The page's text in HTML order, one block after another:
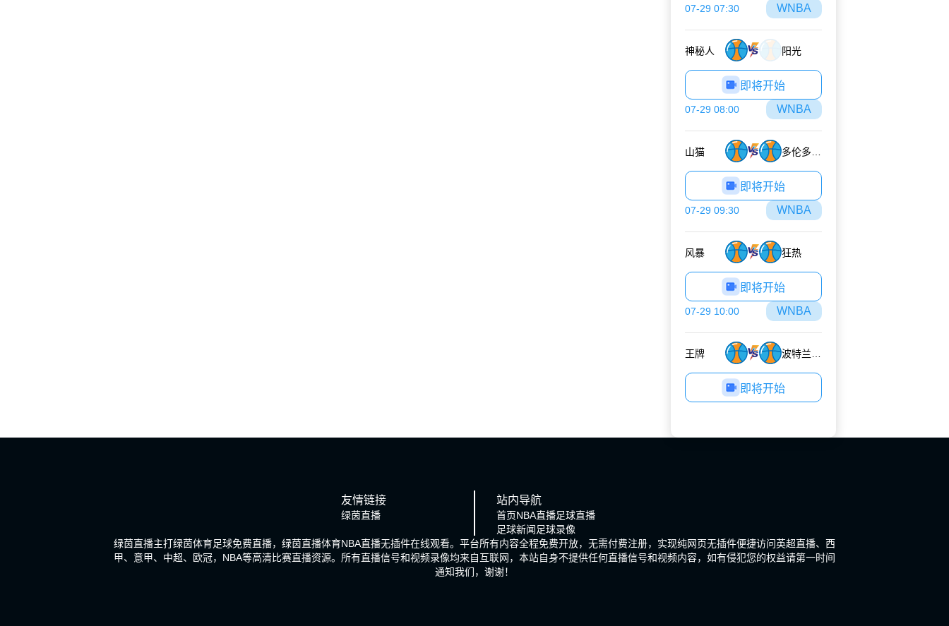
07-29 07:30 WNBA
神秘人 阳光
即将开始
07-29 08:00 WNBA
山猫
即将开始
07-29 09:30 WNBA
风暴 狂热
即将开始
07-29 10:00 WNBA
王牌
即将开始
友情链接
绿茵直播
站内导航
首页NBA直播足球直播
足球新闻 足球录像
绿茵直播主打绿茵体育足球免费直播，绿茵直播体育NBA直播无插件在线观看。平台所有内容全程免费开放，无需付费注册，实现纯网页无插件便捷访问英超直播、西
甲、意甲、中超、欧冠，NBA等高清比赛直播资源。所有直播信号和视频录像均来自互联网，本站自身不提供任何直播信号和视频内容，如有侵犯您的权益请第一时间
通知我们，谢谢！